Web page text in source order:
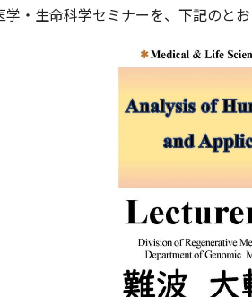
学・生命科学セミナーを、下記のと